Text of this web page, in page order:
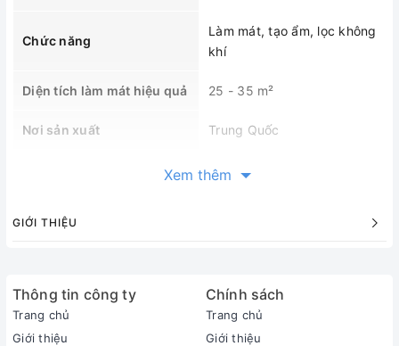
Chức năng
Làm mát, tạo ẩm, lọc không
khí
Diện tích làm mát hiệu quả 25 - 35 m²
Nơi sản xuất Trung Quốc
12 tháng
Lưu lượng gió 3000 m³/h
Dung tích bình chứa nước 30 Lít
Xem thêm
GIỚI THIỆU
Thông tin công ty
Trang chủ
Giới thiệu
Chính sách
Trang chủ
Giới thiệu